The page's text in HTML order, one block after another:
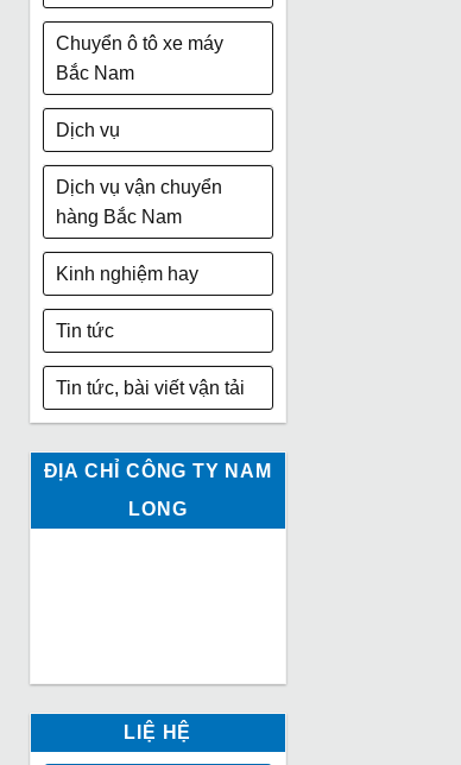
Chuyển ô tô xe máy
Bắc Nam
Dịch vụ
Dịch vụ vận chuyển
hàng Bắc Nam
Kinh nghiệm hay
Tin tức
Tin tức, bài viết vận tải
ĐỊA CHỈ CÔNG TY NAM
LONG
LIỆ HỆ